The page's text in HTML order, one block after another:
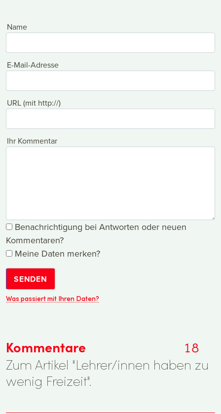
Name
E-Mail-Adresse
URL (mit http://)
Ihr Kommentar
Benachrichtigung bei Antworten oder neuen
Kommentaren?
Meine Daten merken?
SENDEN
Was passiert mit Ihren Daten?
Kommentare
18
Zum Artikel "Lehrer/innen haben zu
wenig Freizeit".